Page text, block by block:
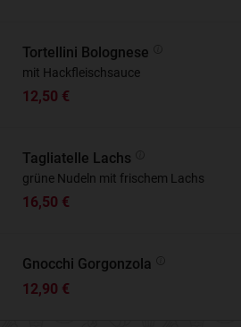
Tortellini Bolognese
mit Hackfleischsauce
12,50 €
Tagliatelle Lachs
grüne Nudeln mit frischem Lachs
16,50 €
Gnocchi Gorgonzola
12,90 €